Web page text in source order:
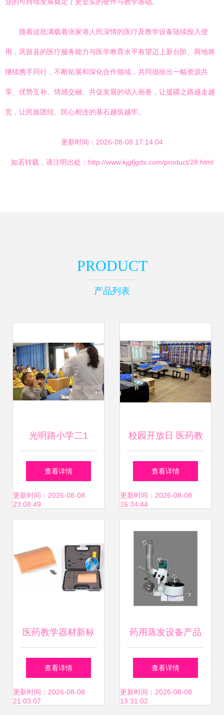
随着这批满载着张家港人民深情的医疗及教学设备陆续投入使
用，巩留县的医疗服务能力与医学教育水平有望迈上新台阶。两地将
继续携手同行，不断拓展和深化合作领域，共同描绘出一幅资源共
享、优势互补、情感交融、共促发展的动人画卷，让援疆之路越走越
宽，让民族团结、民心相连的基石越筑越牢。
更新时间：2026-08-08 17:14:04
如若转载，请注明出处：http://www.kjgfjgds.com/product/28.html
PRODUCT
产品列表
光明路小学二1
班“我是眼科小医
生”实践活动圆满举
力视力健康启蒙
查看详情
更新时间：2026-08-08
23:08:49
校园开放日 医药教
学器材展开启健康
探索之旅
查看详情
更新时间：2026-08-08
16:34:44
医药教学器材新标
杆 上海金馨医学高
级外科基本技能训
查看详情
更新时间：2026-08-08
21:03:07
药用蒸发设备产品
列表第11页 制药设
备网与医药教学器
查看详情
更新时间：2026-08-08
13:31:02